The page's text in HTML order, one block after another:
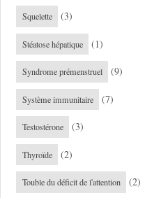
Squelette (3)
Stéatose hépatique (1)
Syndrome prémenstruel (9)
Système immunitaire (7)
Testostérone (3)
Thyroïde (2)
Touble du déficit de l'attention (2)